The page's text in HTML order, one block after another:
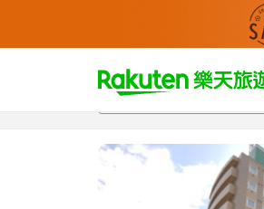
t
p
a
e
總覽客房與方案評語特點設施